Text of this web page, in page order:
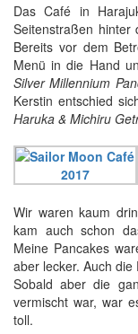
Das Café in
Seitenstraßen hinter
Bereits vor dem
Menü in die Hand
Silver Millennium
Kerstin entschied
Haruka & Michiru
Wir waren kaum
kam auch schon
Meine Pancakes
aber lecker. Auch
Sobald aber die
vermischt war, war
toll.